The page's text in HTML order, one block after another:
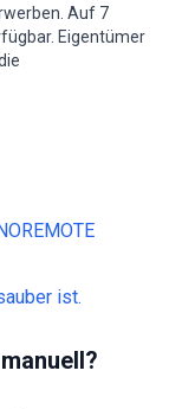
Auf 7
Eigentümer
ist.